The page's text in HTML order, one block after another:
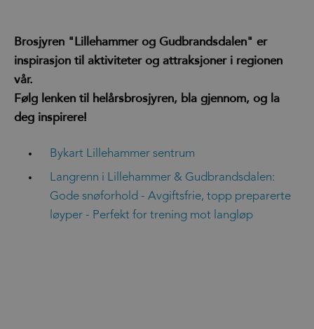
Brosjyren "Lillehammer og Gudbrandsdalen" er
inspirasjon til aktiviteter og attraksjoner i regionen
vår.
Følg lenken til helårsbrosjyren, bla gjennom, og la
deg inspirere!
Bykart Lillehammer sentrum
Langrenn i Lillehammer & Gudbrandsdalen:
Gode snøforhold - Avgiftsfrie, topp preparerte
løyper - Perfekt for trening mot langløp